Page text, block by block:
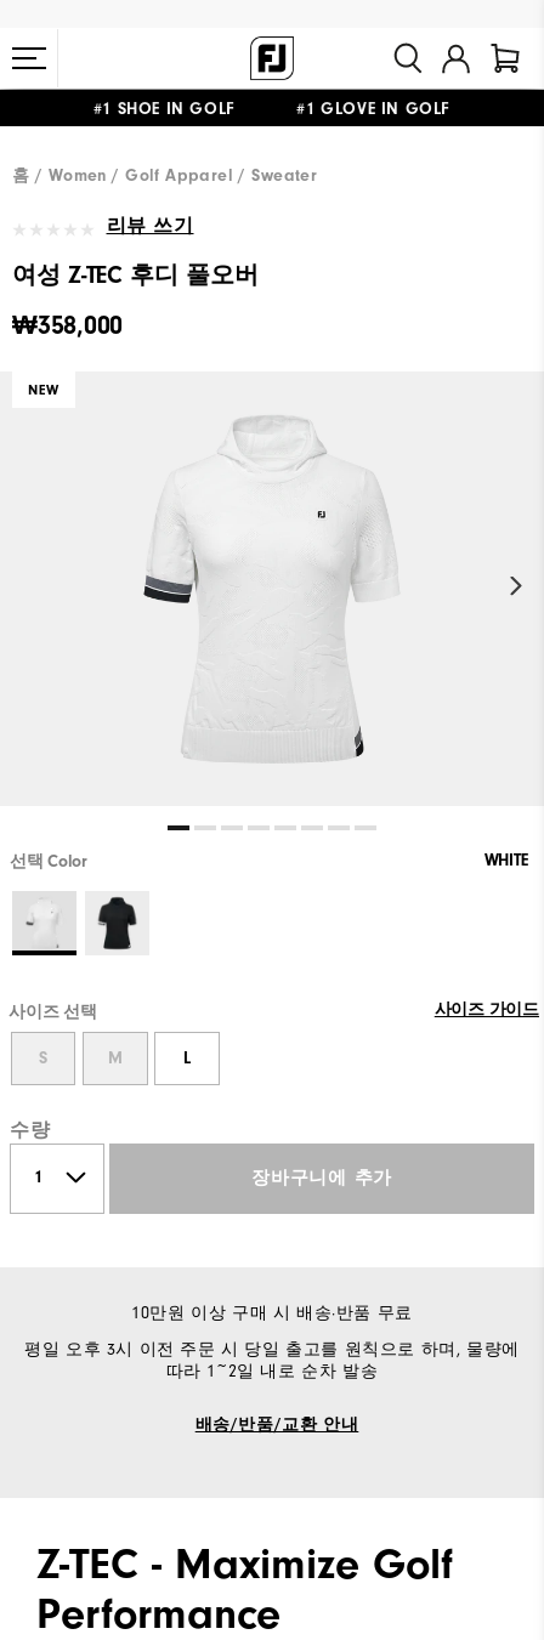
#1 SHOE IN GOLF #1 GLOVE IN GOLF
홈 Women Golf Apparel Sweater
리뷰 쓰기
여성 Z-TEC 후디 풀오버
₩358,000
NEW
선택 Color WHITE
사이즈 선택 사이즈 가이드
S M L
수량
장바구니에 추가
10만원 이상 구매 시 배송·반품 무료
평일 오후 3시 이전 주문 시 당일 출고를 원칙으로 하며, 물량에
따라 1~2일 내로 순차 발송
배송/반품/교환 안내
Z-TEC - Maximize Golf
Performance